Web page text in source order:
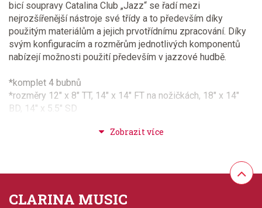
bicí soupravy Catalina Club „Jazz“ se řadí mezi
nejrozšířenější nástroje své třídy a to především díky
použitým materiálům a jejich prvotřídnímu zpracování. Díky
svým konfiguracím a rozměrům jednotlivých komponentů
nabízejí možnosti použití především v jazzové hudbě.
*komplet 4 bubnů
*rozměry 12" x 8" TT, 14" x 14" FT na nožičkách, 18" x 14"
BD, 14" x 5.5" SD
*povrchová úprava (fólie) Satin Walnut Glaze
*úhel dosedacích hran bubnů 30%
*obsahuje „tom holder“
CLARINA MUSIC